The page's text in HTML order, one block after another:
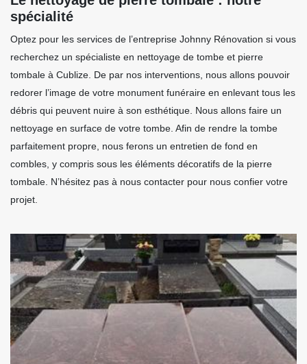
spécialité
Optez pour les services de l’entreprise Johnny Rénovation si vous
recherchez un spécialiste en nettoyage de tombe et pierre
tombale à Cublize. De par nos interventions, nous allons pouvoir
redorer l’image de votre monument funéraire en enlevant tous les
débris qui peuvent nuire à son esthétique. Nous allons faire un
nettoyage en surface de votre tombe. Afin de rendre la tombe
parfaitement propre, nous ferons un entretien de fond en
combles, y compris sous les éléments décoratifs de la pierre
tombale. N’hésitez pas à nous contacter pour nous confier votre
projet.